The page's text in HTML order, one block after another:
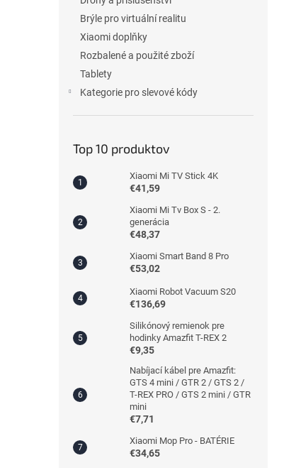
Brýle pro virtuální realitu
Xiaomi doplňky
Rozbalené a použité zboží
Tablety
Kategorie pro slevové kódy
Top 10 produktov
Xiaomi Mi TV Stick 4K
€41,59
Xiaomi Mi Tv Box S - 2.
generácia
€48,37
Xiaomi Smart Band 8 Pro
€53,02
Xiaomi Robot Vacuum S20
€136,69
Silikónový remienok pre
hodinky Amazfit T-REX 2
€9,35
Nabíjací kábel pre Amazfit:
GTS 4 mini / GTR 2 / GTS 2 /
T-REX PRO / GTS 2 mini / GTR
mini
€7,71
Xiaomi Mop Pro - BATÉRIE
€34,65